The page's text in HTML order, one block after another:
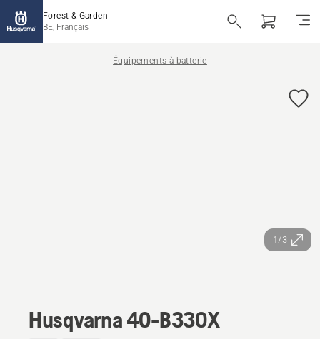
Forest & Garden
BE, Français
Équipements à batterie
1/3
Husqvarna 40-B330X